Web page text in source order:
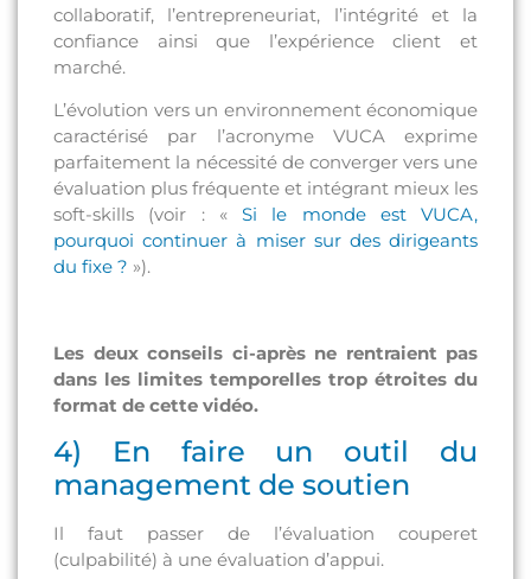
collaboratif, l’entrepreneuriat, l’intégrité et la
confiance ainsi que l’expérience client et
marché.
L’évolution vers un environnement économique
caractérisé par l’acronyme VUCA exprime
parfaitement la nécessité de converger vers une
évaluation plus fréquente et intégrant mieux les
soft-skills (voir : « Si le monde est VUCA,
pourquoi continuer à miser sur des dirigeants
du fixe ? »).
Les deux conseils ci-après ne rentraient pas
dans les limites temporelles trop étroites du
format de cette vidéo.
4) En faire un outil du
management de soutien
Il faut passer de l’évaluation couperet
(culpabilité) à une évaluation d’appui.